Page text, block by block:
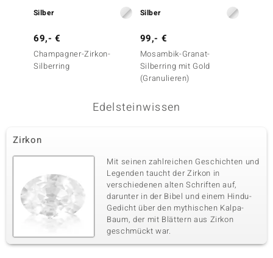
Silber
69,- €
Champagner-Zirkon-
Silberring
Silber
99,- €
Mosambik-Granat-
Silberring mit Gold
(Granulieren)
Edelsteinwissen
Zirkon
Mit seinen zahlreichen Geschichten und
Legenden taucht der Zirkon in
verschiedenen alten Schriften auf,
darunter in der Bibel und einem Hindu-
Gedicht über den mythischen Kalpa-
Baum, der mit Blättern aus Zirkon
geschmückt war.